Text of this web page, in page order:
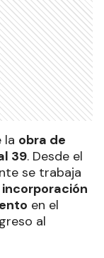
la obra de
39. Desde el
se trabaja
en el
al